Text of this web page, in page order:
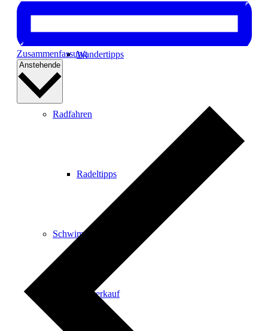
Wandertipps
Radfahren
Radeltipps
Schwimmen
Kartenvorverkauf
Zusammenfassung
Anstehende Datum